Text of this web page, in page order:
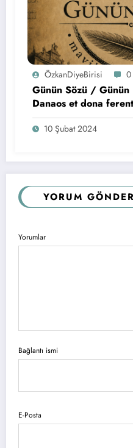
ÖzkanDiyeBirisi 0
Günün Sözü / Günün
Danaos et dona
korkuyorum,
zaman.)
10 Şubat 2024
YORUM GÖNDER
Yorumlar
Bağlantı ismi
E-Posta